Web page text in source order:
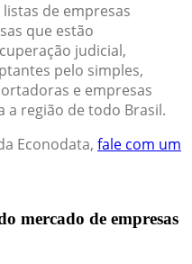
de empresas
que estão
judicial,
pelo simples,
e empresas
a região de todo Brasil.
Econodata, fale com um
mercado de empresas